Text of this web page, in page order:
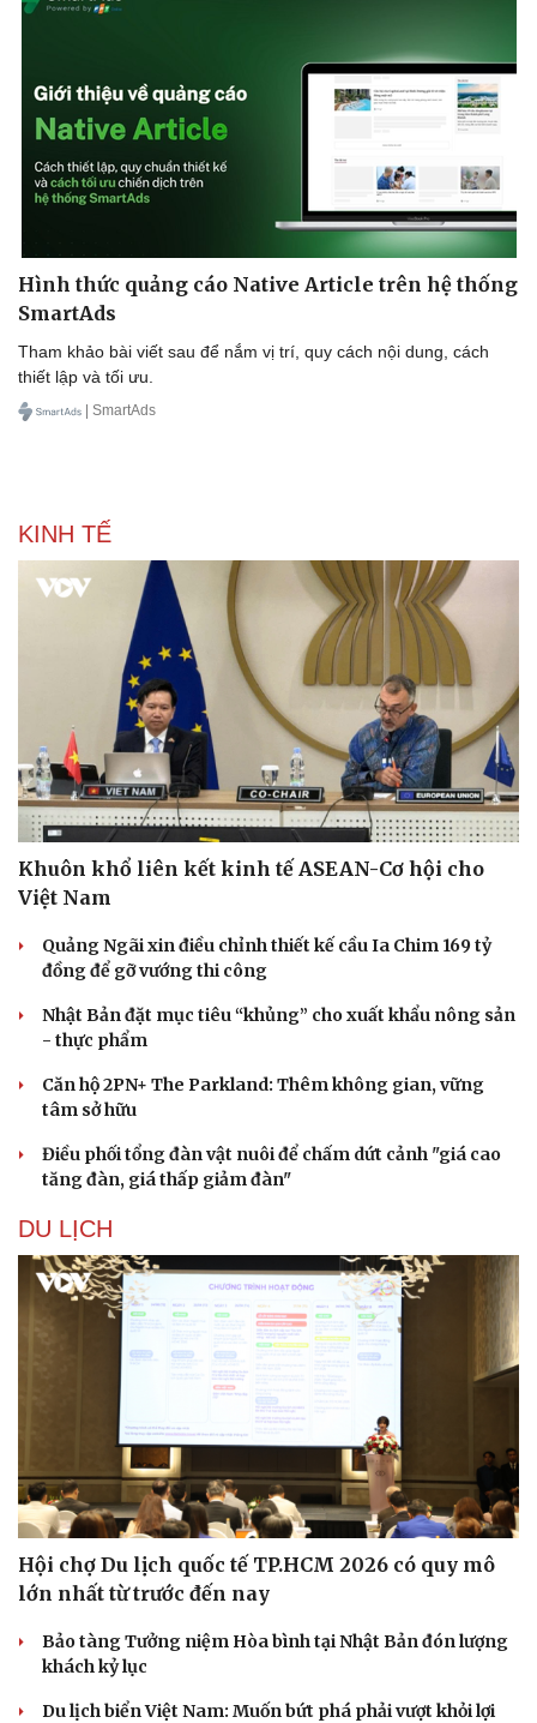
Vụ án
Phân tích
Thể thao
Bóng đá
Thế giới thể thao
eSports
Ô tô - Xe máy
Tư vấn
Hình thức quảng cáo Native Article trên hệ thống
SmartAds
Tham khảo bài viết sau để nắm vị trí, quy cách nội dung, cách
thiết lập và tối ưu.
| SmartAds
KINH TẾ
Khuôn khổ liên kết kinh tế ASEAN-Cơ hội cho
Việt Nam
Quảng Ngãi xin điều chỉnh thiết kế cầu Ia Chim 169 tỷ
đồng để gỡ vướng thi công
Nhật Bản đặt mục tiêu “khủng” cho xuất khẩu nông sản
- thực phẩm
Căn hộ 2PN+ The Parkland: Thêm không gian, vững
tâm sở hữu
Điều phối tổng đàn vật nuôi để chấm dứt cảnh "giá cao
tăng đàn, giá thấp giảm đàn"
DU LỊCH
Hội chợ Du lịch quốc tế TP.HCM 2026 có quy mô
lớn nhất từ trước đến nay
Bảo tàng Tưởng niệm Hòa bình tại Nhật Bản đón lượng
khách kỷ lục
Du lịch biển Việt Nam: Muốn bứt phá phải vượt khỏi lợi